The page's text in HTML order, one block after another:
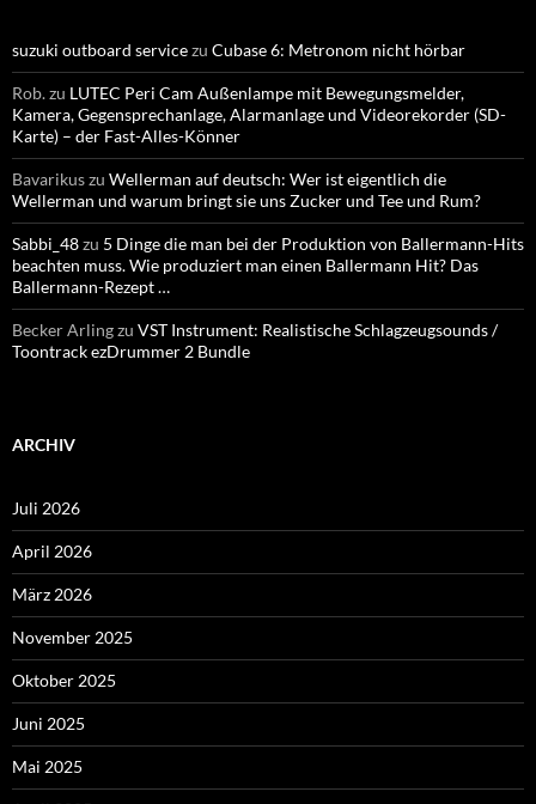
suzuki outboard servicezu Cubase 6: Metronom nicht hörbar
Rob.zu LUTEC Peri Cam Außenlampe mit Bewegungsmelder,
Kamera, Gegensprechanlage, Alarmanlage und Videorekorder (SD-
Karte) – der Fast-Alles-Könner
Bavarikuszu Wellerman auf deutsch: Wer ist eigentlich die
Wellerman und warum bringt sie uns Zucker und Tee und Rum?
Sabbi_48zu 5 Dinge die man bei der Produktion von Ballermann-Hits
beachten muss. Wie produziert man einen Ballermann Hit? Das
Ballermann-Rezept …
Becker Arlingzu VST Instrument: Realistische Schlagzeugsounds /
Toontrack ezDrummer 2 Bundle
ARCHIV
Juli 2026
April 2026
März 2026
November 2025
Oktober 2025
Juni 2025
Mai 2025